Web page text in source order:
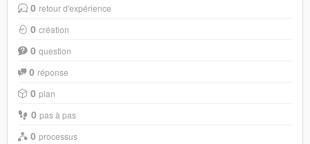
0 retour d'expérience
0 création
0 question
0 réponse
0 plan
0 pas à pas
0 processus